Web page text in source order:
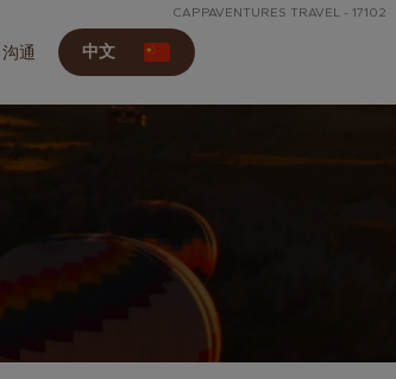
CAPPAVENTURES TRAVEL - 17102
沟通 中文